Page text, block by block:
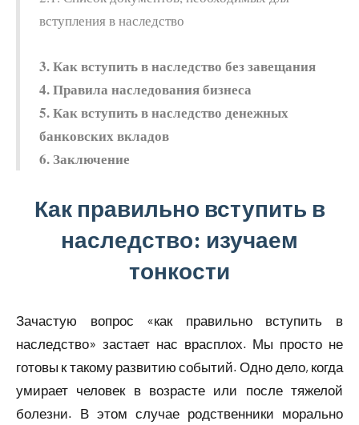
вступления в наследство
3. Как вступить в наследство без завещания
4. Правила наследования бизнеса
5. Как вступить в наследство денежных
банковских вкладов
6. Заключение
Как правильно вступить в
наследство: изучаем
тонкости
Зачастую вопрос «как правильно вступить в
наследство» застает нас врасплох. Мы просто не
готовы к такому развитию событий. Одно дело, когда
умирает человек в возрасте или после тяжелой
болезни. В этом случае родственники морально